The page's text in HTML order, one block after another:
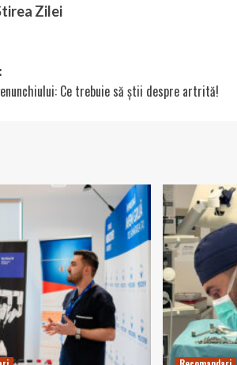
Zilei
Ce trebuie să știi despre artrită!